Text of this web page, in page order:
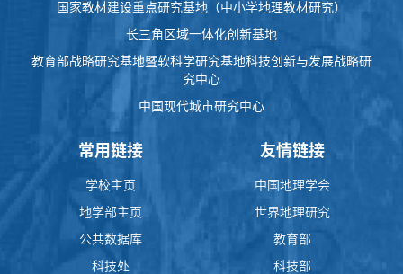
国家教材建设重点研究基地（中小学地理教材研究）
长三角区域一体化创新基地
教育部战略研究基地暨软科学研究基地科技创新与发展战略研
究中心
中国现代城市研究中心
常用链接
学校主页
地学部主页
公共数据库
科技处
友情链接
中国地理学会
世界地理研究
教育部
科技部